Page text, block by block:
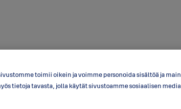
toimii oikein ja voimme personoida sisältöä ja
tietoja tavasta, jolla käytät sivustoamme sosiaalisen